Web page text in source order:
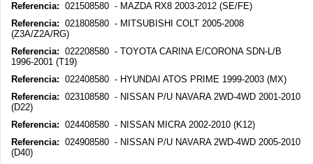
Referencia: 021508580 - MAZDA RX8 2003-2012 (SE/FE)
Referencia: 021808580 - MITSUBISHI COLT 2005-2008
(Z3A/Z2A/RG)
Referencia: 022208580 - TOYOTA CARINA E/CORONA SDN-L/B
1996-2001 (T19)
Referencia: 022408580 - HYUNDAI ATOS PRIME 1999-2003 (MX)
Referencia: 023108580 - NISSAN P/U NAVARA 2WD-4WD 2001-2010
(D22)
Referencia: 024408580 - NISSAN MICRA 2002-2010 (K12)
Referencia: 024908580 - NISSAN P/U NAVARA 2WD-4WD 2005-2010
(D40)